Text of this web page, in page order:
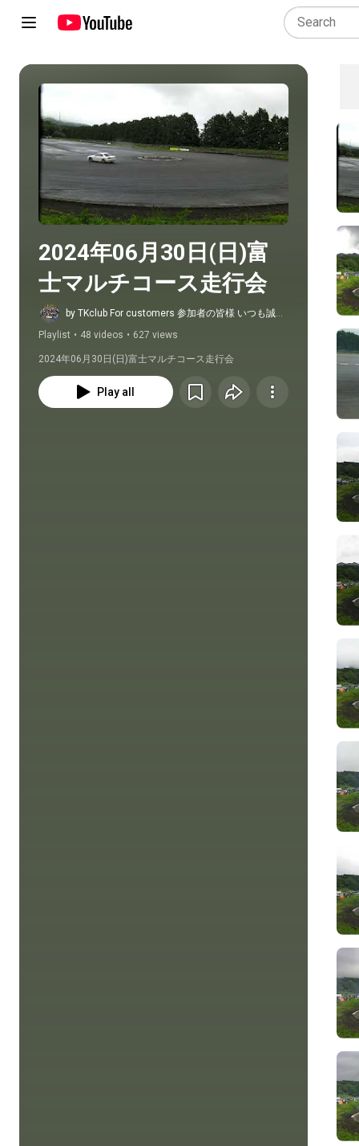
Play all
2024年06月30日(日)富
士マルチコース走行会
by TKclub For customers 参加者の皆様 いつも誠に
ありがとうございます
Playlist • 48 videos • 627 views
2024年06月30日(日)富士マルチコース走行会
Play all